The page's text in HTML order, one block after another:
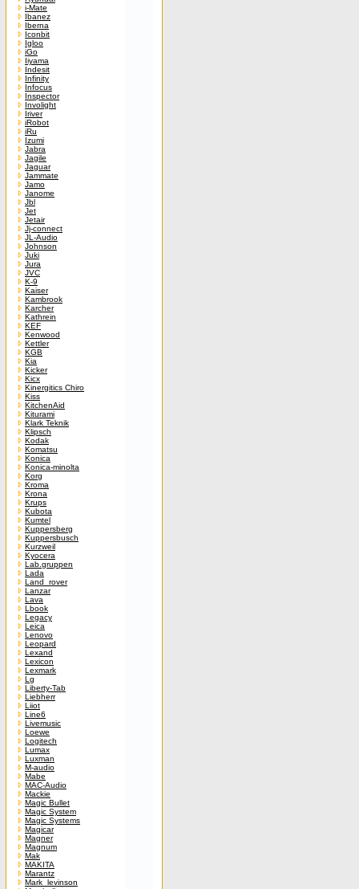
i-Mate
Ibanez
Iberna
Iconbit
Igloo
iGo
Iiyama
Indesit
Infinity
Infocus
Inspector
Involight
Iriver
iRobot
iRu
Izumi
Jabra
Jagile
Jaguar
Jammate
Jamo
Janome
Jbl
Jet
Jetair
Jj-connect
JL-Audio
Johnson
Juki
Jura
JVC
K-9
Kaiser
Kambrook
Karcher
Kathrein
KEF
Kenwood
Kettler
KGB
Kia
Kicker
Kicx
Kinergitics Chiro
Kiss
KitchenAid
Kiturami
Klark Teknik
Klipsch
Kodak
Komatsu
Konica
Konica-minolta
Korg
Kroma
Krona
Krups
Kubota
Kumtel
Kuppersberg
Kuppersbusch
Kurzweil
Kyocera
Lab.gruppen
Lada
Land_rover
Lanzar
Lava
Lbook
Legacy
Leica
Lenovo
Leopard
Lexand
Lexicon
Lexmark
Lg
Liberty-Tab
Liebherr
Liiot
Line6
Livemusic
Loewe
Logitech
Lumax
Luxman
M-audio
Mabe
MAC-Audio
Mackie
Magic Bullet
Magic System
Magic Systems
Magicar
Magner
Magnum
Mak
MAKITA
Marantz
Mark_levinson